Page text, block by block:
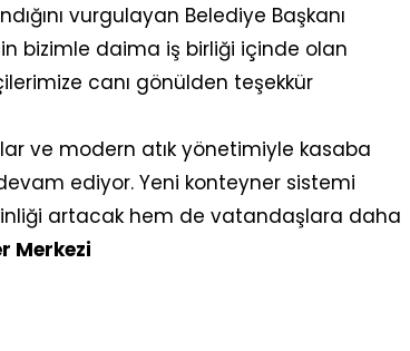
vurgulayan Belediye Başkanı
bizimle daima iş birliği içinde olan
canı gönülden teşekkür
ve modern atık yönetimiyle kasaba
ediyor. Yeni konteyner sistemi
artacak hem de vatandaşlara daha
Merkezi